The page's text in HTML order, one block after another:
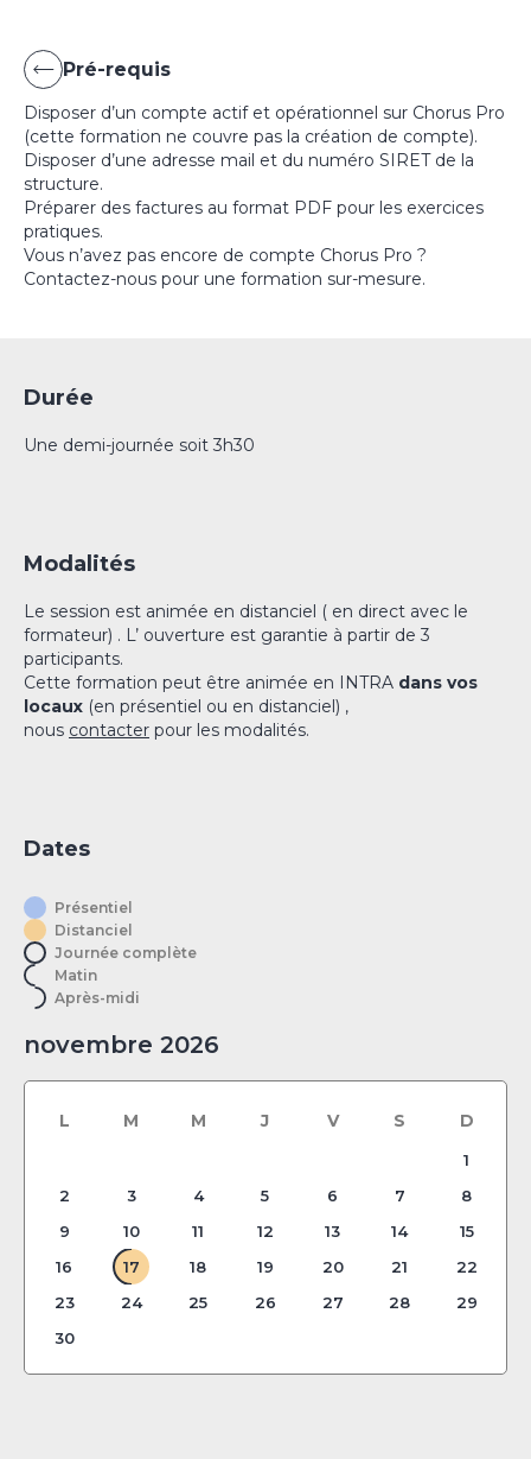
Pré-requis
Disposer d’un compte actif et opérationnel sur Chorus Pro
(cette formation ne couvre pas la création de compte).
Disposer d’une adresse mail et du numéro SIRET de la
structure.
Préparer des factures au format PDF pour les exercices
pratiques.
Vous n’avez pas encore de compte Chorus Pro ?
Contactez-nous pour une formation sur-mesure.
Durée
Une demi-journée soit 3h30
Modalités
Le session est animée en distanciel ( en direct avec le
formateur) . L’ ouverture est garantie à partir de 3
participants.
Cette formation peut être animée en INTRA dans vos
locaux (en présentiel ou en distanciel) ,
nous contacter pour les modalités.
Dates
Présentiel
Distanciel
Journée complète
Matin
Après-midi
novembre 2026
L M M J V S D
1
2
3 4 5 6 7
8
9
10 11 12 13 14
15
16
17 18 19 20 21
22
23
24 25 26 27 28
29
30